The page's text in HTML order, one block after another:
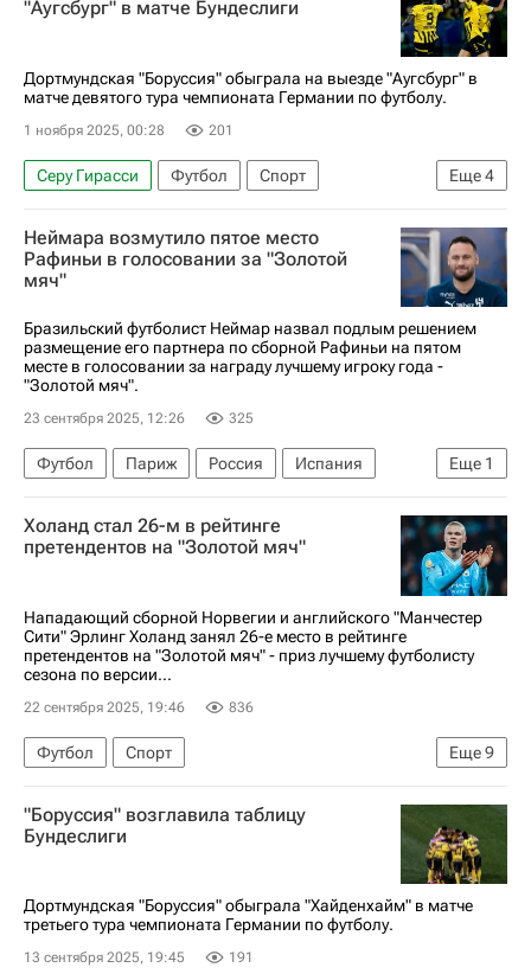
"Аугсбург" в матче Бундеслиги
Дортмундская "Боруссия" обыграла на выезде "Аугсбург" в
матче девятого тура чемпионата Германии по футболу.
1 ноября 2025, 00:28 201
Еще4
Серу Гирасси Футбол
Спорт
Боруссия (Дортмунд)
Аугсбург
Гамбург
Бундеслига
Неймара возмутило пятое место
Рафиньи в голосовании за "Золотой
мяч"
Бразильский футболист Неймар назвал подлым решением
размещение его партнера по сборной Рафиньи на пятом
месте в голосовании за награду лучшему игроку года -
"Золотой мяч".
23 сентября 2025, 12:26 325
Еще 1
Футбол Париж Россия
Испания
Спорт
Холанд стал 26-м в рейтинге
претендентов на "Золотой мяч"
Нападающий сборной Норвегии и английского "Манчестер
Сити" Эрлинг Холанд занял 26-е место в рейтинге
претендентов на "Золотой мяч" - приз лучшему футболисту
сезона по версии...
22 сентября 2025, 19:46 836
Еще9
Футбол
Спорт
Международная федерация футбола (ФИФА)
Союз европейских футбольных ассоциаций (УЕФА)
Манчестер Сити
Реал Мадрид
Ливерпуль
"Золотой мяч"
Реал Мадрид
"Боруссия" возглавила таблицу
Бундеслиги
Дортмундская "Боруссия" обыграла "Хайденхайм" в матче
третьего тура чемпионата Германии по футболу.
13 сентября 2025, 19:45 191